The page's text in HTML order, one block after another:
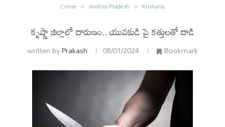
Crime Andhra Pradesh Krishana
కృష్ణా జిల్లాలో దారుణం.. యువకుడి పై కత్తులతో దాడి
written byPrakash 08/01/2024 Bookmark